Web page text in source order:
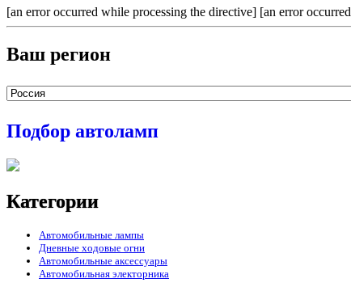
[an error occurred while processing the directive] [an error
Ваш регион
Подбор автоламп
Категории
Автомобильные лампы
Дневные ходовые огни
Автомобильные аксессуары
Автомобильная электорника